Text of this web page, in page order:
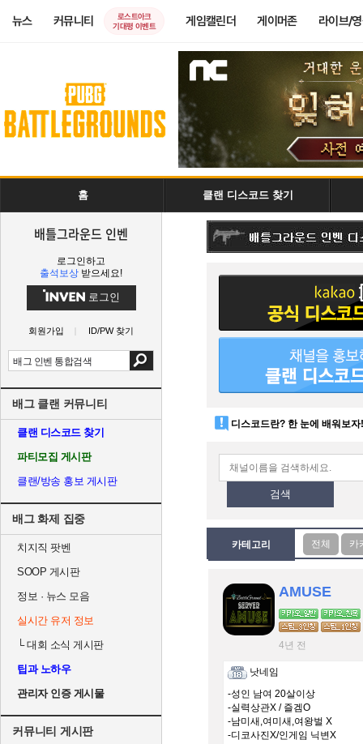
뉴스 커뮤니티
로스트아크
기대평 이벤트
게임캘린더 게이머존 라이브/
홈 클랜 디스코드 찾기
배틀그라운드 인벤
로그인하고
출석보상 받으세요!
로그인
회원가입 ID/PW 찾기
배그 클랜 커뮤니티
클랜 디스코드 찾기
파티모집 게시판
클랜/방송 홍보 게시판
배그 화제 집중
치지직 팟벤
SOOP 게시판
정보 · 뉴스 모음
실시간 유저 정보
└대회 소식 게시판
팁과 노하우
관리자 인증 게시물
커뮤니티 게시판
디스코드란? 한 눈에 배워보자!
검색
카테고리
AMUSE
4년 전
낫네임
-성인 남여 20살이상
-실력상관X / 즐겜O
-남미새,여미새,여왕벌 X
-디코사진X/인게임 닉변X